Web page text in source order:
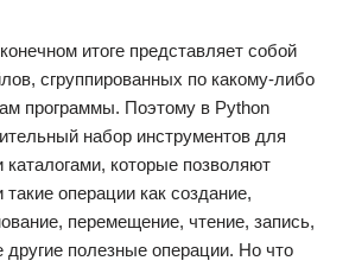
итоге представляет собой
сгруппированных по какому-либо
программы. Поэтому в Python
набор инструментов для
которые позволяют
операции как создание,
перемещение, чтение, запись,
другие полезные операции. Но что